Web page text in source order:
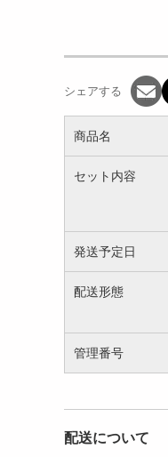
シェアする
商品名
セット内容
発送予定日
配送形態
管理番号
配送について